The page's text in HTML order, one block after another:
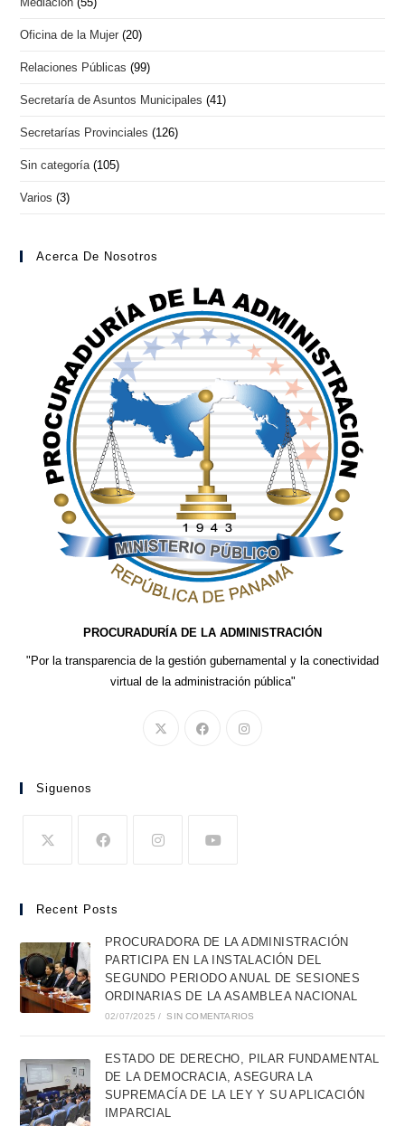
Oficina de la Mujer (20)
Relaciones Públicas (99)
Secretaría de Asuntos Municipales (41)
Secretarías Provinciales (126)
Sin categoría (105)
Varios (3)
Acerca De Nosotros
PROCURADURÍA DE LA ADMINISTRACIÓN
"Por la transparencia de la gestión gubernamental y la conectividad
virtual de la administración pública"
Siguenos
Recent Posts
PROCURADORA DE LA ADMINISTRACIÓN
PARTICIPA EN LA INSTALACIÓN DEL
SEGUNDO PERIODO ANUAL DE SESIONES
ORDINARIAS DE LA ASAMBLEA NACIONAL
02/07/2025 / SIN COMENTARIOS
ESTADO DE DERECHO, PILAR FUNDAMENTAL
DE LA DEMOCRACIA, ASEGURA LA
SUPREMACÍA DE LA LEY Y SU APLICACIÓN
IMPARCIAL